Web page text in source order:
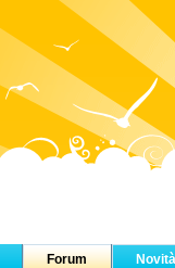
Forum Novità